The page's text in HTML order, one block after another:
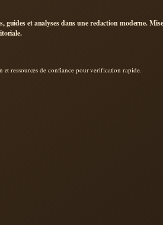
guides et analyses dans une redaction moderne.
et ressources de confiance pour verification rapide.